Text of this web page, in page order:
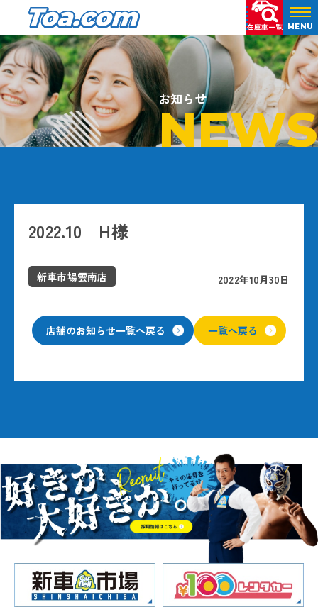
在庫車一覧 MENU
お知らせ
NEWS
2022.10 H様
新車市場雲南店 2022年10月30日
店舗のお知らせ一覧へ戻る 一覧へ戻る